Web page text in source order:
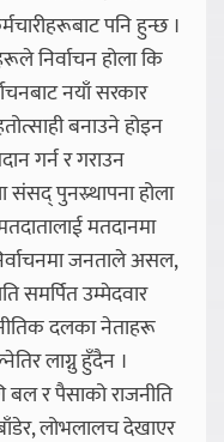
पनि हुन्छ ।
निर्वाचन होला कि
नयाँ सरकार
बनाउने होइन
गर्न र गराउन
संसद् पुनस्र्थापना होला
मतदानमा
जनताले असल,
समर्पित उम्मेदवार
दलका नेताहरू
लाग्नु हुँदैन ।
बल र पैसाको राजनीति
लोभलालच देखाएर